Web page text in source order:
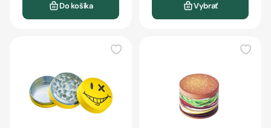
Do košíka Vybrať